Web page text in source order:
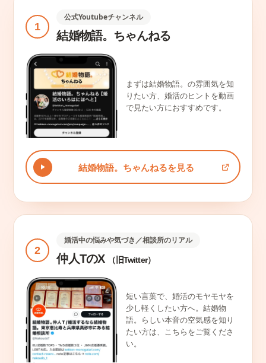
1
公式Youtubeチャンネル
結婚物語。ちゃんねる
まずは結婚物語。の雰囲気を知
りたい方、婚活のヒントを動画
で見たい方におすすめです。
結婚物語。ちゃんねるを見る
2
婚活中の悩みや気づき／相談所のリアル
仲人TのX （旧Twitter）
短い言葉で、婚活のモヤモヤを
少し軽くしたい方へ。結婚物
語。らしい本音の空気感を知り
たい方は、こちらをご覧くださ
い。